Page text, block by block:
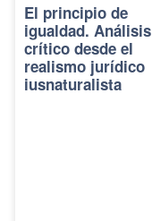
El principio de
igualdad. Análisis
crítico desde el
realismo jurídico
iusnaturalista